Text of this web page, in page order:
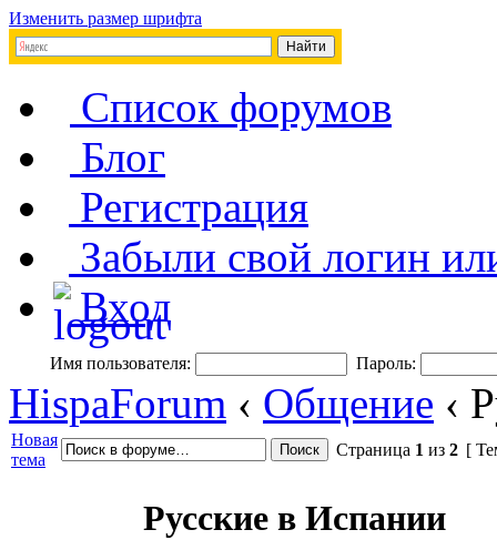
Изменить размер шрифта
Список форумов
Блог
Регистрация
Забыли свой логин
Вход
Имя пользователя: Пароль:
HispaForum ‹ Общение ‹
Новая
тема
Страница 1 из 2 [
Русские в Испании